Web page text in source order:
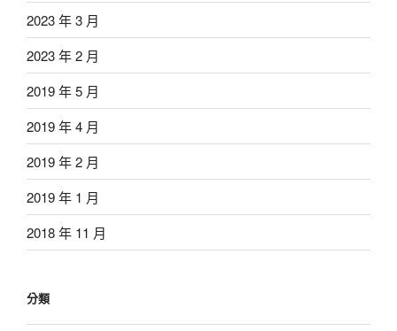
2023 年 3 月
2023 年 2 月
2019 年 5 月
2019 年 4 月
2019 年 2 月
2019 年 1 月
2018 年 11 月
分類